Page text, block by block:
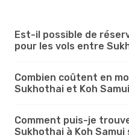
Est-il possible de
pour les vols entre
Combien coûtent en
Sukhothai et Koh
Comment puis-je
Sukhothai à Koh Samui